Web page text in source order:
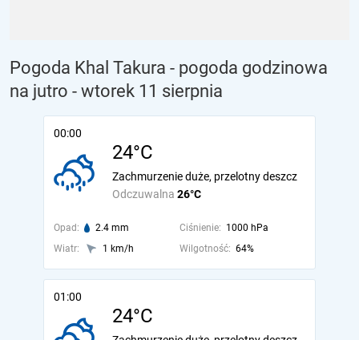
Pogoda Khal Takura - pogoda godzinowa
na jutro - wtorek 11 sierpnia
00:00
24°C
Odczuwalna 26°C
Zachmurzenie duże, przelotny deszcz
Opad: 2.4 mm Ciśnienie: 1000 hPa
Wiatr:
1 km/h Wilgotność: 64%
01:00
24°C